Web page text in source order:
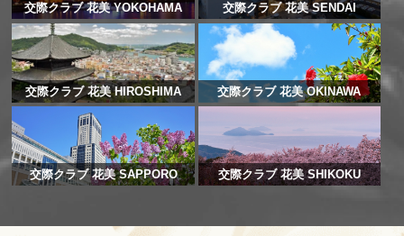
交際クラブ 花美 YOKOHAMA 交際クラブ 花美 SENDAI
交際クラブ 花美 HIROSHIMA 交際クラブ 花美 OKINAWA
交際クラブ 花美 SAPPORO 交際クラブ 花美 SHIKOKU